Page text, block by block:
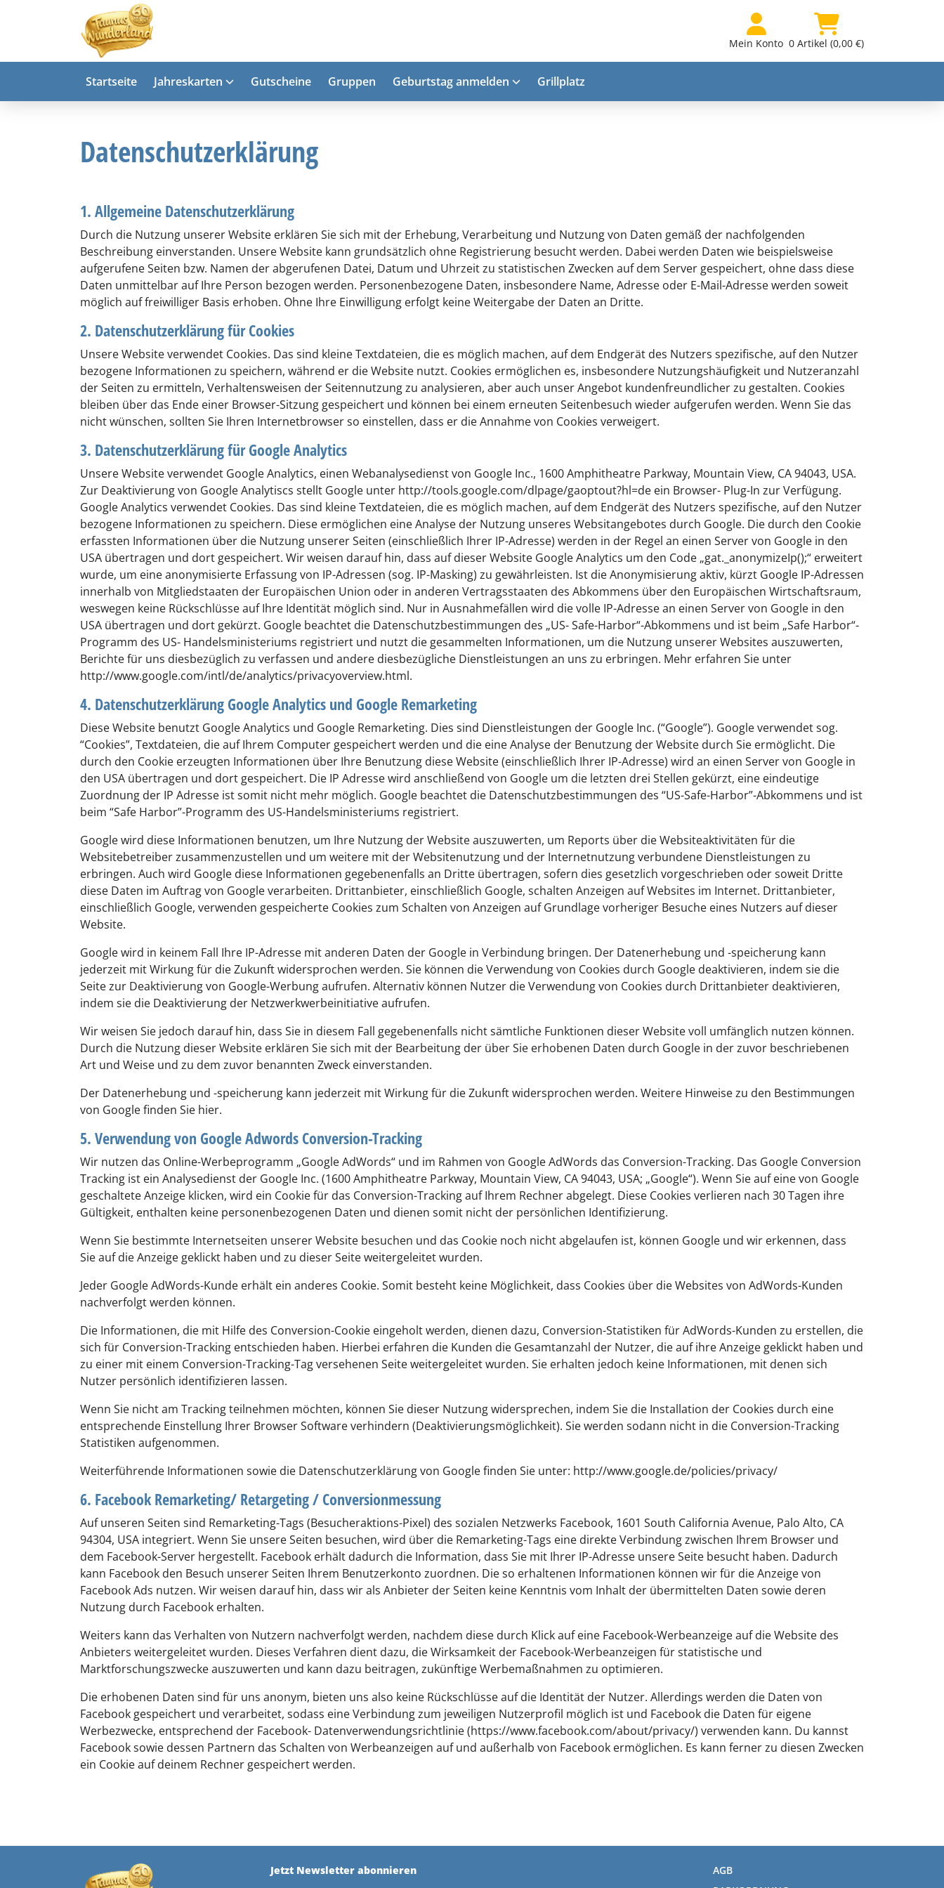
Mein Konto 0 Artikel (0,00 €)
Startseite Jahreskarten Gutscheine Gruppen Geburtstag anmelden Grillplatz
Datenschutzerklärung
1. Allgemeine Datenschutzerklärung
Durch die Nutzung unserer Website erklären Sie sich mit der Erhebung, Verarbeitung und Nutzung von Daten gemäß der nachfolgenden
Beschreibung einverstanden. Unsere Website kann grundsätzlich ohne Registrierung besucht werden. Dabei werden Daten wie beispielsweise
aufgerufene Seiten bzw. Namen der abgerufenen Datei, Datum und Uhrzeit zu statistischen Zwecken auf dem Server gespeichert, ohne dass diese
Daten unmittelbar auf Ihre Person bezogen werden. Personenbezogene Daten, insbesondere Name, Adresse oder E-Mail-Adresse werden soweit
möglich auf freiwilliger Basis erhoben. Ohne Ihre Einwilligung erfolgt keine Weitergabe der Daten an Dritte.
2. Datenschutzerklärung für Cookies
Unsere Website verwendet Cookies. Das sind kleine Textdateien, die es möglich machen, auf dem Endgerät des Nutzers spezifische, auf den Nutzer
bezogene Informationen zu speichern, während er die Website nutzt. Cookies ermöglichen es, insbesondere Nutzungshäufigkeit und Nutzeranzahl
der Seiten zu ermitteln, Verhaltensweisen der Seitennutzung zu analysieren, aber auch unser Angebot kundenfreundlicher zu gestalten. Cookies
bleiben über das Ende einer Browser-Sitzung gespeichert und können bei einem erneuten Seitenbesuch wieder aufgerufen werden. Wenn Sie das
nicht wünschen, sollten Sie Ihren Internetbrowser so einstellen, dass er die Annahme von Cookies verweigert.
3. Datenschutzerklärung für Google Analytics
Unsere Website verwendet Google Analytics, einen Webanalysedienst von Google Inc., 1600 Amphitheatre Parkway, Mountain View, CA 94043, USA.
Zur Deaktivierung von Google Analytiscs stellt Google unter http://tools.google.com/dlpage/gaoptout?hl=de ein Browser- Plug-In zur Verfügung.
Google Analytics verwendet Cookies. Das sind kleine Textdateien, die es möglich machen, auf dem Endgerät des Nutzers spezifische, auf den Nutzer
bezogene Informationen zu speichern. Diese ermöglichen eine Analyse der Nutzung unseres Websitangebotes durch Google. Die durch den Cookie
erfassten Informationen über die Nutzung unserer Seiten (einschließlich Ihrer IP-Adresse) werden in der Regel an einen Server von Google in den
USA übertragen und dort gespeichert. Wir weisen darauf hin, dass auf dieser Website Google Analytics um den Code „gat._anonymizeIp();“ erweitert
wurde, um eine anonymisierte Erfassung von IP-Adressen (sog. IP-Masking) zu gewährleisten. Ist die Anonymisierung aktiv, kürzt Google IP-Adressen
innerhalb von Mitgliedstaaten der Europäischen Union oder in anderen Vertragsstaaten des Abkommens über den Europäischen Wirtschaftsraum,
weswegen keine Rückschlüsse auf Ihre Identität möglich sind. Nur in Ausnahmefällen wird die volle IP-Adresse an einen Server von Google in den
USA übertragen und dort gekürzt. Google beachtet die Datenschutzbestimmungen des „US- Safe-Harbor“-Abkommens und ist beim „Safe Harbor“-
Programm des US- Handelsministeriums registriert und nutzt die gesammelten Informationen, um die Nutzung unserer Websites auszuwerten,
Berichte für uns diesbezüglich zu verfassen und andere diesbezügliche Dienstleistungen an uns zu erbringen. Mehr erfahren Sie unter
http://www.google.com/intl/de/analytics/privacyoverview.html.
4. Datenschutzerklärung Google Analytics und Google Remarketing
Diese Website benutzt Google Analytics und Google Remarketing. Dies sind Dienstleistungen der Google Inc. (“Google”). Google verwendet sog.
“Cookies”, Textdateien, die auf Ihrem Computer gespeichert werden und die eine Analyse der Benutzung der Website durch Sie ermöglicht. Die
durch den Cookie erzeugten Informationen über Ihre Benutzung diese Website (einschließlich Ihrer IP-Adresse) wird an einen Server von Google in
den USA übertragen und dort gespeichert. Die IP Adresse wird anschließend von Google um die letzten drei Stellen gekürzt, eine eindeutige
Zuordnung der IP Adresse ist somit nicht mehr möglich. Google beachtet die Datenschutzbestimmungen des “US-Safe-Harbor”-Abkommens und ist
beim “Safe Harbor”-Programm des US-Handelsministeriums registriert.
Google wird diese Informationen benutzen, um Ihre Nutzung der Website auszuwerten, um Reports über die Websiteaktivitäten für die
Websitebetreiber zusammenzustellen und um weitere mit der Websitenutzung und der Internetnutzung verbundene Dienstleistungen zu
erbringen. Auch wird Google diese Informationen gegebenenfalls an Dritte übertragen, sofern dies gesetzlich vorgeschrieben oder soweit Dritte
diese Daten im Auftrag von Google verarbeiten. Drittanbieter, einschließlich Google, schalten Anzeigen auf Websites im Internet. Drittanbieter,
einschließlich Google, verwenden gespeicherte Cookies zum Schalten von Anzeigen auf Grundlage vorheriger Besuche eines Nutzers auf dieser
Website.
Google wird in keinem Fall Ihre IP-Adresse mit anderen Daten der Google in Verbindung bringen. Der Datenerhebung und -speicherung kann
jederzeit mit Wirkung für die Zukunft widersprochen werden. Sie können die Verwendung von Cookies durch Google deaktivieren, indem sie die
Seite zur Deaktivierung von Google-Werbung aufrufen. Alternativ können Nutzer die Verwendung von Cookies durch Drittanbieter deaktivieren,
indem sie die Deaktivierung der Netzwerkwerbeinitiative aufrufen.
Wir weisen Sie jedoch darauf hin, dass Sie in diesem Fall gegebenenfalls nicht sämtliche Funktionen dieser Website voll umfänglich nutzen können.
Durch die Nutzung dieser Website erklären Sie sich mit der Bearbeitung der über Sie erhobenen Daten durch Google in der zuvor beschriebenen
Art und Weise und zu dem zuvor benannten Zweck einverstanden.
Der Datenerhebung und -speicherung kann jederzeit mit Wirkung für die Zukunft widersprochen werden. Weitere Hinweise zu den Bestimmungen
von Google finden Sie hier.
5. Verwendung von Google Adwords Conversion-Tracking
Wir nutzen das Online-Werbeprogramm „Google AdWords“ und im Rahmen von Google AdWords das Conversion-Tracking. Das Google Conversion
Tracking ist ein Analysedienst der Google Inc. (1600 Amphitheatre Parkway, Mountain View, CA 94043, USA; „Google“). Wenn Sie auf eine von Google
geschaltete Anzeige klicken, wird ein Cookie für das Conversion-Tracking auf Ihrem Rechner abgelegt. Diese Cookies verlieren nach 30 Tagen ihre
Gültigkeit, enthalten keine personenbezogenen Daten und dienen somit nicht der persönlichen Identifizierung.
Wenn Sie bestimmte Internetseiten unserer Website besuchen und das Cookie noch nicht abgelaufen ist, können Google und wir erkennen, dass
Sie auf die Anzeige geklickt haben und zu dieser Seite weitergeleitet wurden.
Jeder Google AdWords-Kunde erhält ein anderes Cookie. Somit besteht keine Möglichkeit, dass Cookies über die Websites von AdWords-Kunden
nachverfolgt werden können.
Die Informationen, die mit Hilfe des Conversion-Cookie eingeholt werden, dienen dazu, Conversion-Statistiken für AdWords-Kunden zu erstellen, die
sich für Conversion-Tracking entschieden haben. Hierbei erfahren die Kunden die Gesamtanzahl der Nutzer, die auf ihre Anzeige geklickt haben und
zu einer mit einem Conversion-Tracking-Tag versehenen Seite weitergeleitet wurden. Sie erhalten jedoch keine Informationen, mit denen sich
Nutzer persönlich identifizieren lassen.
Wenn Sie nicht am Tracking teilnehmen möchten, können Sie dieser Nutzung widersprechen, indem Sie die Installation der Cookies durch eine
entsprechende Einstellung Ihrer Browser Software verhindern (Deaktivierungsmöglichkeit). Sie werden sodann nicht in die Conversion-Tracking
Statistiken aufgenommen.
Weiterführende Informationen sowie die Datenschutzerklärung von Google finden Sie unter: http://www.google.de/policies/privacy/
6. Facebook Remarketing/ Retargeting / Conversionmessung
Auf unseren Seiten sind Remarketing-Tags (Besucheraktions-Pixel) des sozialen Netzwerks Facebook, 1601 South California Avenue, Palo Alto, CA
94304, USA integriert. Wenn Sie unsere Seiten besuchen, wird über die Remarketing-Tags eine direkte Verbindung zwischen Ihrem Browser und
dem Facebook-Server hergestellt. Facebook erhält dadurch die Information, dass Sie mit Ihrer IP-Adresse unsere Seite besucht haben. Dadurch
kann Facebook den Besuch unserer Seiten Ihrem Benutzerkonto zuordnen. Die so erhaltenen Informationen können wir für die Anzeige von
Facebook Ads nutzen. Wir weisen darauf hin, dass wir als Anbieter der Seiten keine Kenntnis vom Inhalt der übermittelten Daten sowie deren
Nutzung durch Facebook erhalten.
Weiters kann das Verhalten von Nutzern nachverfolgt werden, nachdem diese durch Klick auf eine Facebook-Werbeanzeige auf die Website des
Anbieters weitergeleitet wurden. Dieses Verfahren dient dazu, die Wirksamkeit der Facebook-Werbeanzeigen für statistische und
Marktforschungszwecke auszuwerten und kann dazu beitragen, zukünftige Werbemaßnahmen zu optimieren.
Die erhobenen Daten sind für uns anonym, bieten uns also keine Rückschlüsse auf die Identität der Nutzer. Allerdings werden die Daten von
Facebook gespeichert und verarbeitet, sodass eine Verbindung zum jeweiligen Nutzerprofil möglich ist und Facebook die Daten für eigene
Werbezwecke, entsprechend der Facebook- Datenverwendungsrichtlinie (https://www.facebook.com/about/privacy/) verwenden kann. Du kannst
Facebook sowie dessen Partnern das Schalten von Werbeanzeigen auf und außerhalb von Facebook ermöglichen. Es kann ferner zu diesen Zwecken
ein Cookie auf deinem Rechner gespeichert werden.
Jetzt Newsletter abonnieren
AGB